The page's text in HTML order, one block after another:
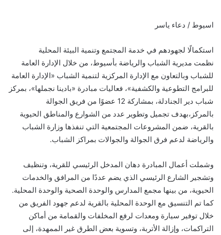
اسيوط / دعاء ياسر
استكمالًا لجهودهم في خدمة المجتمع وتنمية البيئة المحلية
نظمت مديرية الشباب والرياضة بأسيوط، من خلال الإدارة العامة
للشباب وبالتعاون مع الإدارة المركزية لتنمية الشباب «الإدارة العامة
للبرامج التطوعية والكشفية»، فعاليات مبادرة «بادينا نجملها»، بمركز
شباب دير الجنادلة، بمشاركة 12 عضوًا من فريق الجوالة
بالمركز،بهدف تجميل وتطوير عدد من الشوارع والمناطق الحيوية
بالقرية، ضمن المشروعات المجتمعية التي تنفذها وزارة الشباب
والرياضة لدعم فرق الجوالة والجوالات بمراكز الشباب.
وشملت أعمال المبادرة دهان المدخل الرئيسي للقرية، وتنظيف
وتشجير الشارع الرئيسي الذي يضم عددًا من المرافق والخدمات
الحيوية، من بينها مجمع المدارس والوحدة الصحية والوحدة المحلية.
كما تم التنسيق مع الوحدة المحلية بالقرية لدعم جهود الفريق من
خلال توفير سيارة ومعدات لرفع المخلفات والقمامة من أماكن
التراكمات، وإزالة الأتربة، وتسوية بعض الطرق غير الممهدة، إلى